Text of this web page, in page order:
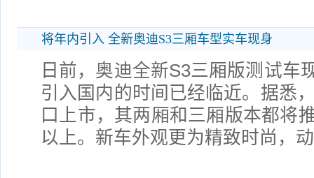
将年内引入 全新奥迪S3三厢车型实车现身
日前，奥迪全新S3三厢版测试车
引入国内的时间已经临近。据悉
口上市，其两厢和三厢版本都将
以上。新车外观更为精致时尚，